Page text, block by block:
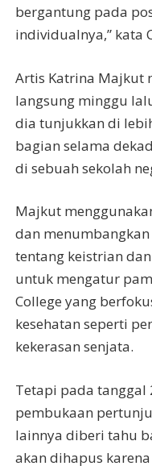
bergantung pada
individualnya,” kata
Artis Katrina Majkut
langsung minggu
dia tunjukkan di
bagian selama
di sebuah sekolah
Majkut
dan
tentang keistrian
untuk mengatur
College yang
kesehatan seperti
kekerasan senjata.
Tetapi pada tanggal
pembukaan
lainnya diberi tahu
akan dihapus